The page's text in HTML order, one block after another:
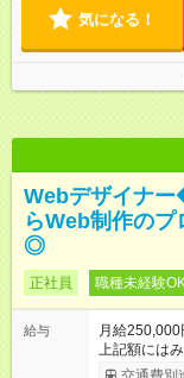
形態と給与
中途採用（
なし残業代
別途支給い
気になる！
Webデザイナ
らWeb制作のプ
◎
正社員 職種未経験
給与
月給
上記額には
ます。 みな